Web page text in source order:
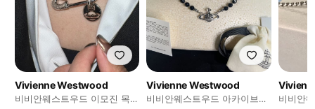
Vivienne Westwood
비비안웨스트우드 이모진 목걸
Vivienne Westwood
비비안웨스트우드 아카이브
비비안